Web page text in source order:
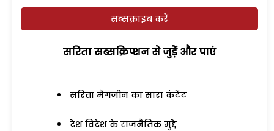
सब्सक्राइब करें
सरिता सब्सक्रिप्शन से जुड़ेें और पाएं
सरिता मैगजीन का सारा कंटेंट
देश विदेश के राजनैतिक मुद्दे